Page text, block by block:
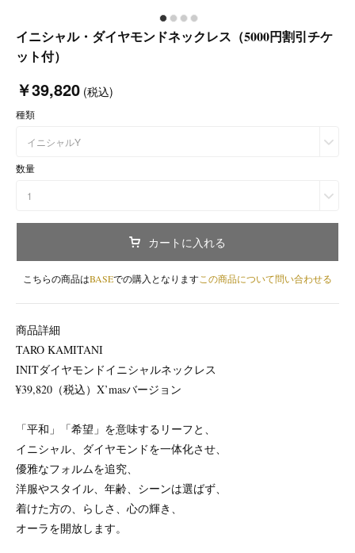
イニシャル・ダイヤモンドネックレス（5000円割引チケ
ット付）
￥39,820 (税込)
種類
イニシャルY
数量
1
カートに入れる
こちらの商品はBASEでの購入となりますこの商品について問い合わせる
商品詳細
TARO KAMITANI
INITダイヤモンドイニシャルネックレス
¥39,820（税込）X’masバージョン
「平和」「希望」を意味するリーフと、
イニシャル、ダイヤモンドを一体化させ、
優雅なフォルムを追究、
洋服やスタイル、年齢、シーンは選ばず、
着けた方の、らしさ、心の輝き、
オーラを開放します。